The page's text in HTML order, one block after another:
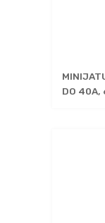
DO 40A,